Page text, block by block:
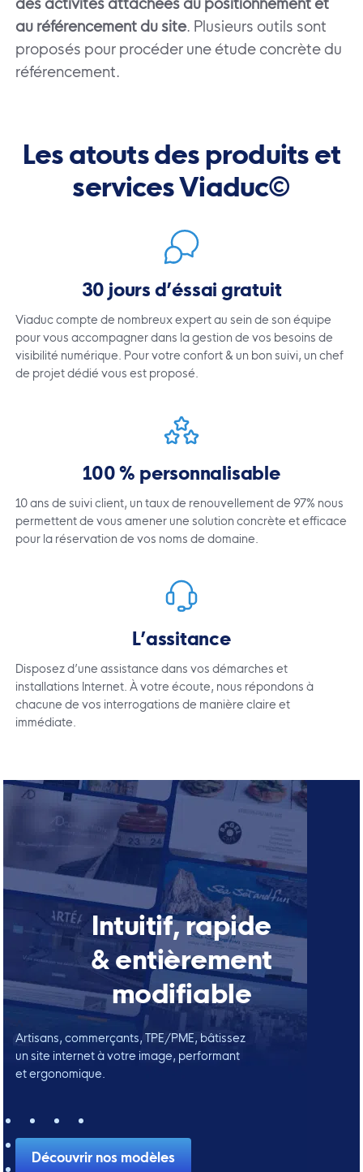
au référencement du site. Plusieurs outils sont
proposés pour procéder une étude concrète du
référencement.
Les atouts des produits et
services Viaduc©
30 jours d’éssai gratuit
Viaduc compte de nombreux expert au sein de son équipe
pour vous accompagner dans la gestion de vos besoins de
visibilité numérique. Pour votre confort & un bon suivi, un chef
de projet dédié vous est proposé.
100 % personnalisable
10 ans de suivi client, un taux de renouvellement de 97% nous
permettent de vous amener une solution concrète et efficace
pour la réservation de vos noms de domaine.
L’assitance
Disposez d’une assistance dans vos démarches et
installations Internet. À votre écoute, nous répondons à
chacune de vos interrogations de manière claire et
immédiate.
Intuitif, rapide
& entièrement
modifiable
Artisans, commerçants, TPE/PME, bâtissez
un site internet à votre image, performant
et ergonomique.
Découvrir nos modèles